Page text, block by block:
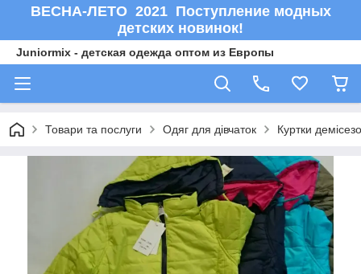
ВЕСНА-ЛЕТО 2021 Поступление модных
детских новинок!
Juniormix - детская одежда оптом из Европы
Товари та послуги Одяг для дівчаток Куртки